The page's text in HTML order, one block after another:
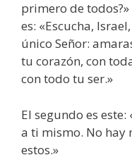
primero de
es: «Escucha,
único Señor:
tu corazón, con
con todo tu ser.»
El segundo es
a ti mismo. No
estos.»